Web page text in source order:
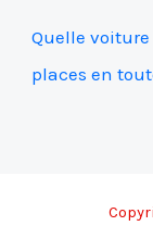
Quelle
places en